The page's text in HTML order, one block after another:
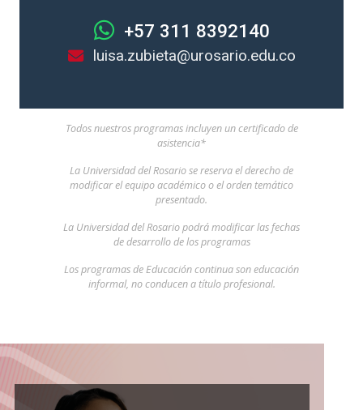
+57 311 8392140
luisa.zubieta@urosario.edu.co
Todos nuestros programas incluyen un certificado de
asistencia*
La Universidad del Rosario se reserva el derecho de
modificar el equipo académico o el orden temático
presentado.
La Universidad del Rosario podrá modificar las fechas
de desarrollo de los programas
Los programas de Educación continua son educación
informal, no conducen a título profesional.